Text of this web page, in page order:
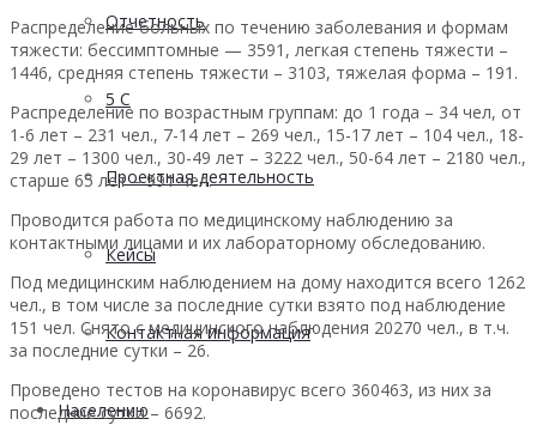
Отчетность
5 С
Проектная деятельность
Кейсы
Контактная информация
Населению
Распределение больных по течению заболевания и формам
тяжести: бессимптомные — 3591, легкая степень тяжести –
1446, средняя степень тяжести – 3103, тяжелая форма – 191.
Распределение по возрастным группам: до 1 года – 34 чел, от
1-6 лет – 231 чел., 7-14 лет – 269 чел., 15-17 лет – 104 чел., 18-
29 лет – 1300 чел., 30-49 лет – 3222 чел., 50-64 лет – 2180 чел.,
старше 65 лет – 991 чел.
Проводится работа по медицинскому наблюдению за
контактными лицами и их лабораторному обследованию.
Под медицинским наблюдением на дому находится всего 1262
чел., в том числе за последние сутки взято под наблюдение
151 чел. Снято с медицинского наблюдения 20270 чел., в т.ч.
за последние сутки – 26.
Проведено тестов на коронавирус всего 360463, из них за
последние сутки – 6692.